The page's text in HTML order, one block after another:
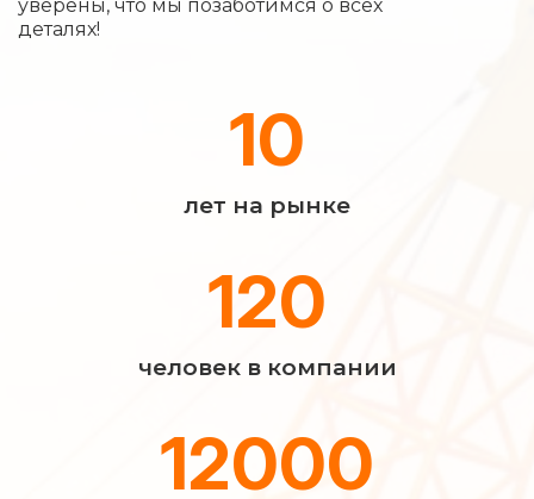
уверены, что мы позаботимся о всех
деталях!
10
лет на рынке
120
человек в компании
12000